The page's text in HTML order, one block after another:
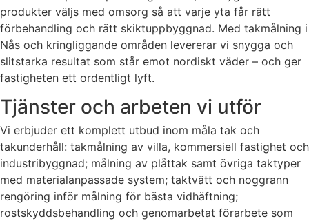
produkter väljs med omsorg så att varje yta får rätt
förbehandling och rätt skiktuppbyggnad. Med takmålning i
Nås och kringliggande områden levererar vi snygga och
slitstarka resultat som står emot nordiskt väder – och ger
fastigheten ett ordentligt lyft.
Tjänster och arbeten vi utför
Vi erbjuder ett komplett utbud inom måla tak och
takunderhåll: takmålning av villa, kommersiell fastighet och
industribyggnad; målning av plåttak samt övriga taktyper
med materialanpassade system; taktvätt och noggrann
rengöring inför målning för bästa vidhäftning;
rostskyddsbehandling och genomarbetat förarbete som